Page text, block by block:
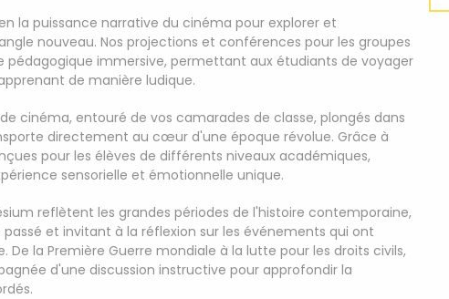
la puissance narrative du cinéma pour explorer et
nouveau. Nos projections et conférences pour les groupes
pédagogique immersive, permettant aux étudiants de voyager
de manière ludique.
cinéma, entouré de vos camarades de classe, plongés dans
directement au cœur d'une époque révolue. Grâce à
pour les élèves de différents niveaux académiques,
sensorielle et émotionnelle unique.
reflètent les grandes périodes de l'histoire contemporaine,
et invitant à la réflexion sur les événements qui ont
la Première Guerre mondiale à la lutte pour les droits civils,
d'une discussion instructive pour approfondir la